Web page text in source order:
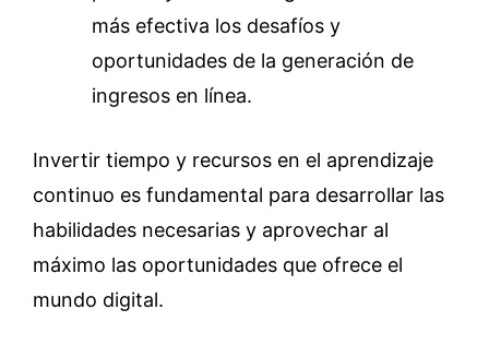
más efectiva los desafíos y
oportunidades de la generación de
ingresos en línea.
Invertir tiempo y recursos en el aprendizaje
continuo es fundamental para desarrollar las
habilidades necesarias y aprovechar al
máximo las oportunidades que ofrece el
mundo digital.